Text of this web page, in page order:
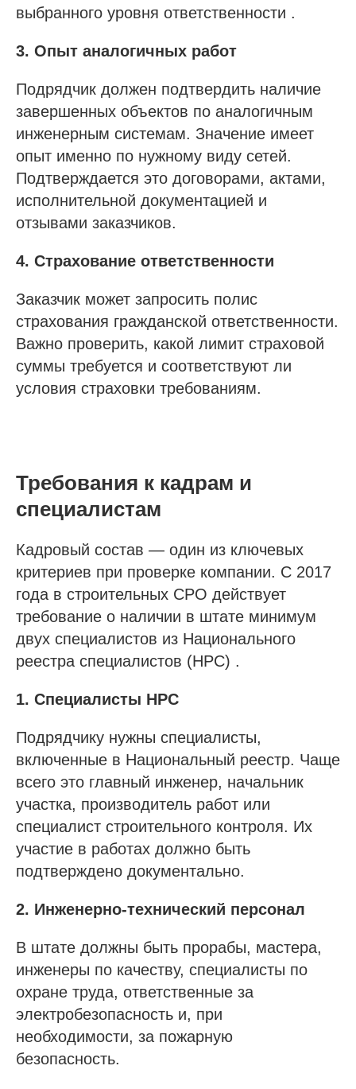
выбранного уровня ответственности .
3. Опыт аналогичных работ
Подрядчик должен подтвердить наличие
завершенных объектов по аналогичным
инженерным системам. Значение имеет
опыт именно по нужному виду сетей.
Подтверждается это договорами, актами,
исполнительной документацией и
отзывами заказчиков.
4. Страхование ответственности
Заказчик может запросить полис
страхования гражданской ответственности.
Важно проверить, какой лимит страховой
суммы требуется и соответствуют ли
условия страховки требованиям.
Требования к кадрам и
специалистам
Кадровый состав — один из ключевых
критериев при проверке компании. С 2017
года в строительных СРО действует
требование о наличии в штате минимум
двух специалистов из Национального
реестра специалистов (НРС) .
1. Специалисты НРС
Подрядчику нужны специалисты,
включенные в Национальный реестр. Чаще
всего это главный инженер, начальник
участка, производитель работ или
специалист строительного контроля. Их
участие в работах должно быть
подтверждено документально.
2. Инженерно-технический персонал
В штате должны быть прорабы, мастера,
инженеры по качеству, специалисты по
охране труда, ответственные за
электробезопасность и, при
необходимости, за пожарную
безопасность.